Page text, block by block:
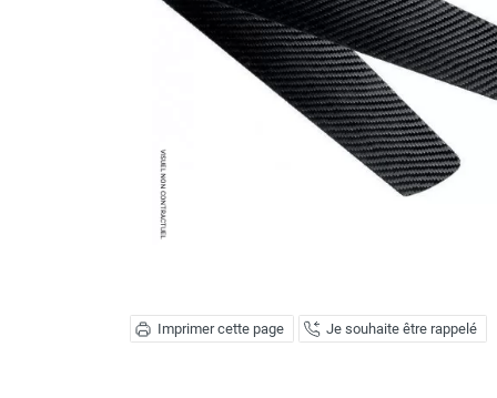
Ventilateur / extracteur d'air mobile
Brasseur d'air
Ventilateur fixe
Ventilateur industriel
Ventilateur de chantier
Ventilateur centrifuge
Ventilateur de sol
Ventilateur sur pied
Ventilateur de bureau
Extracteur d'air mural centrifuge
Imprimer cette page Je souhaite être rappelé